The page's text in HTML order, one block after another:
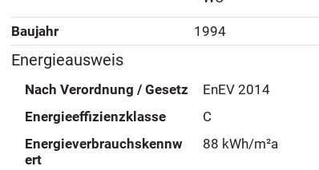
Baujahr 1994
Energieausweis
Nach Verordnung / Gesetz
EnEV 2014
Energieeffizienzklasse
C
Energieverbrauchskennw
ert
88 kWh/m²a